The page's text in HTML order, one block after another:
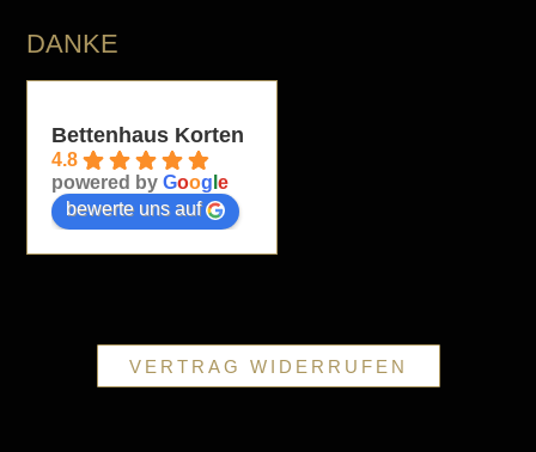
DANKE
Bettenhaus Korten
4.8
powered byGoog le
bewerte uns auf
VERTRAG WIDERRUFEN